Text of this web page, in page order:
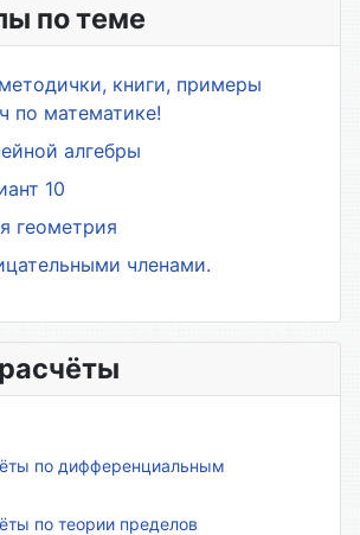
по теме
книги, примеры
по математике!
алгебры
10
геометрия
членами.
по дифференциальным
по теории пределов